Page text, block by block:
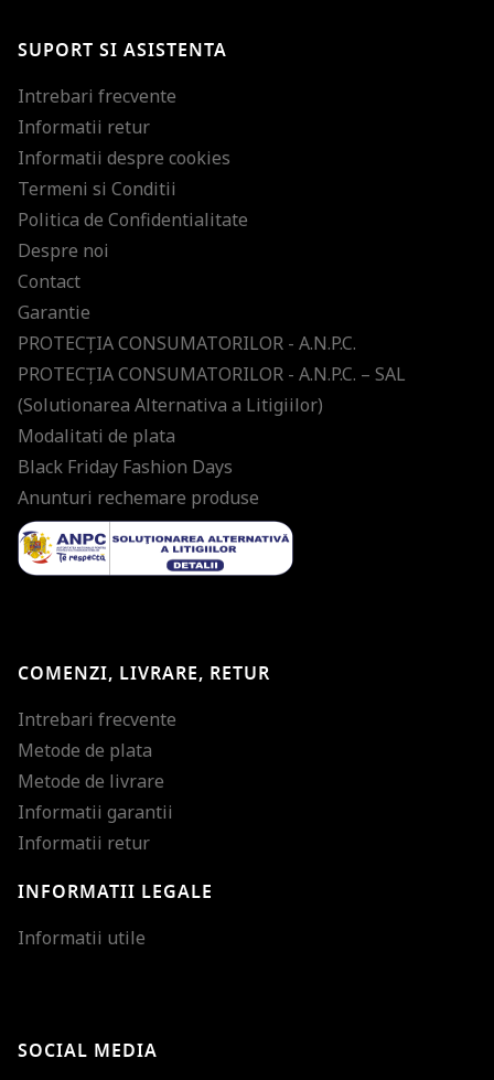
SUPORT SI ASISTENTA
Intrebari frecvente
Informatii retur
Informatii despre cookies
Termeni si Conditii
Politica de Confidentialitate
Despre noi
Contact
Garantie
PROTECŢIA CONSUMATORILOR - A.N.P.C.
PROTECŢIA CONSUMATORILOR - A.N.P.C. – SAL
(Solutionarea Alternativa a Litigiilor)
Modalitati de plata
Black Friday Fashion Days
Anunturi rechemare produse
COMENZI, LIVRARE, RETUR
Intrebari frecvente
Metode de plata
Metode de livrare
Informatii garantii
Informatii retur
INFORMATII LEGALE
Informatii utile
SOCIAL MEDIA